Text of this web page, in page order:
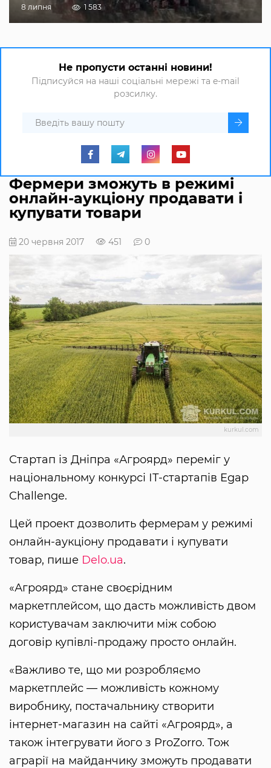
8 липня 1 583
Не пропусти останні новини!
Підписуйся на наші соціальні мережі та e-mail
розсилку.
Фермери зможуть в режимі
онлайн-аукціону продавати і
купувати товари
20 червня 2017 451 0
kurkul.com
Стартап із Дніпра «Агроярд» переміг у
національному конкурсі ІТ-стартапів Egap
Challenge.
Цей проект дозволить фермерам у режимі
онлайн-аукціону продавати і купувати
товар, пише Delo.ua.
«Агроярд» стане своєрідним
маркетплейсом, що дасть можливість двом
користувачам заключити між собою
договір купівлі-продажу просто онлайн.
«Важливо те, що ми розробляємо
маркетплейс — можливість кожному
виробнику, постачальнику створити
інтернет-магазин на сайті «Агроярд», а
також інтегрувати його з ProZorro. Тож
аграрії на майданчику зможуть продавати